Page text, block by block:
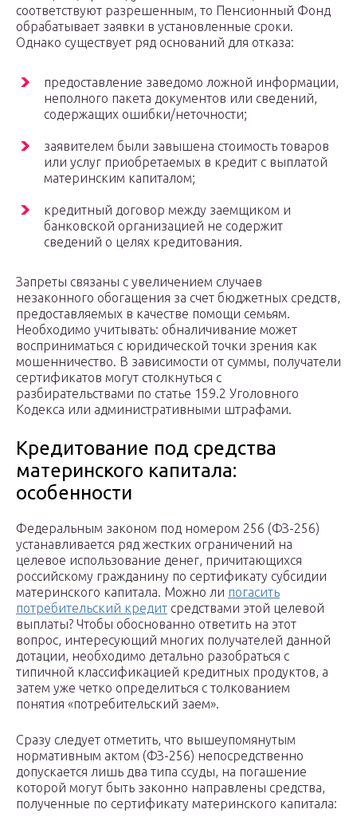
соответствуют разрешенным, то Пенсионный Фонд
обрабатывает заявки в установленные сроки.
Однако существует ряд оснований для отказа:
предоставление заведомо ложной информации,
неполного пакета документов или сведений,
содержащих ошибки/неточности;
заявителем были завышена стоимость товаров
или услуг приобретаемых в кредит с выплатой
материнским капиталом;
кредитный договор между заемщиком и
банковской организацией не содержит
сведений о целях кредитования.
Запреты связаны с увеличением случаев
незаконного обогащения за счет бюджетных средств,
предоставляемых в качестве помощи семьям.
Необходимо учитывать: обналичивание может
восприниматься с юридической точки зрения как
мошенничество. В зависимости от суммы, получатели
сертификатов могут столкнуться с
разбирательствами по статье 159.2 Уголовного
Кодекса или административными штрафами.
Кредитование под средства
материнского капитала:
особенности
Федеральным законом под номером 256 (ФЗ-256)
устанавливается ряд жестких ограничений на
целевое использование денег, причитающихся
российскому гражданину по сертификату субсидии
материнского капитала. Можно ли погасить
потребительский кредит средствами этой целевой
выплаты? Чтобы обоснованно ответить на этот
вопрос, интересующий многих получателей данной
дотации, необходимо детально разобраться с
типичной классификацией кредитных продуктов, а
затем уже четко определиться с толкованием
понятия «потребительский заем».
Сразу следует отметить, что вышеупомянутым
нормативным актом (ФЗ-256) непосредственно
допускается лишь два типа ссуды, на погашение
которой могут быть законно направлены средства,
полученные по сертификату материнского капитала: